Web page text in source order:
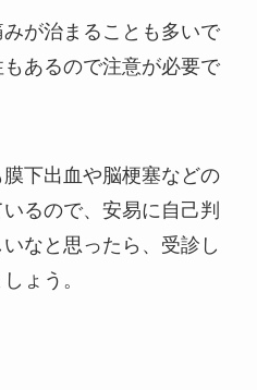
が治まることも多いで
あるので注意が必要で
下出血や脳梗塞などの
るので、安易に自己判
なと思ったら、受診し
ょう。